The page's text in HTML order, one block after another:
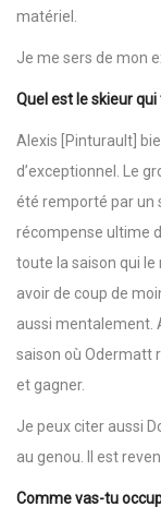
matériel.
Je me sers de mon
Quel est le skieur
Alexis [Pinturault]
d’exceptionnel. Le
été remporté par un
récompense ultime
toute la saison qui
avoir de coup de
aussi mentalement.
saison où Odermatt
et gagner.
Je peux citer aussi
au genou. Il est
Comme vas-tu